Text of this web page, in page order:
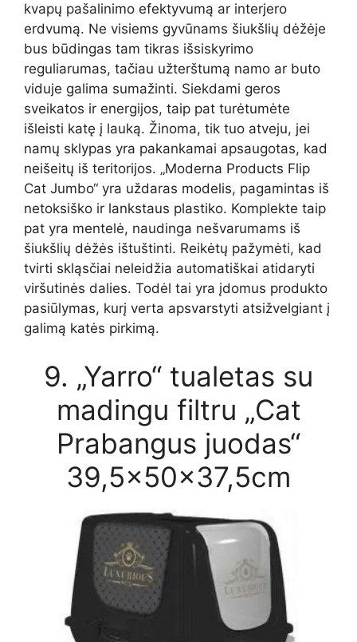
kvapų pašalinimo efektyvumą ar interjero
erdvumą. Ne visiems gyvūnams šiukšlių dėžėje
bus būdingas tam tikras išsiskyrimo
reguliarumas, tačiau užterštumą namo ar buto
viduje galima sumažinti. Siekdami geros
sveikatos ir energijos, taip pat turėtumėte
išleisti katę į lauką. Žinoma, tik tuo atveju, jei
namų sklypas yra pakankamai apsaugotas, kad
neišeitų iš teritorijos. „Moderna Products Flip
Cat Jumbo“ yra uždaras modelis, pagamintas iš
netoksiško ir lankstaus plastiko. Komplekte taip
pat yra mentelė, naudinga nešvarumams iš
šiukšlių dėžės ištuštinti. Reikėtų pažymėti, kad
tvirti skląsčiai neleidžia automatiškai atidaryti
viršutinės dalies. Todėl tai yra įdomus produkto
pasiūlymas, kurį verta apsvarstyti atsižvelgiant į
galimą katės pirkimą.
9. „Yarro“ tualetas su
madingu filtru „Cat
Prabangus juodas“
39,5x50x37,5cm